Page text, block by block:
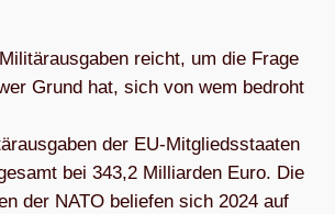
reicht, um die Frage
Grund hat, sich von wem bedroht
der EU-Mit­glieds­staa­ten
bei 343,2 Mil­li­ar­den Euro. Die
der NATO belie­fen sich 2024 auf